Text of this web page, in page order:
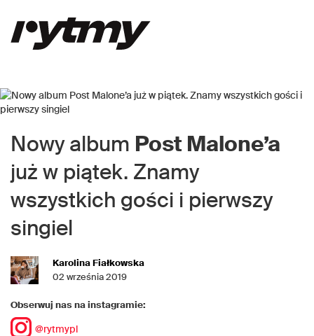
Nowy album Post Malone’a
już w piątek. Znamy
wszystkich gości i pierwszy
singiel
Karolina Fiałkowska
02 września 2019
Obserwuj nas na instagramie:
@rytmypl